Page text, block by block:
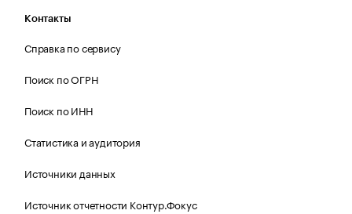
Контакты
Справка по сервису
Поиск по ОГРН
Поиск по ИНН
Статистика и аудитория
Источники данных
Источник отчетности Контур.Фокус